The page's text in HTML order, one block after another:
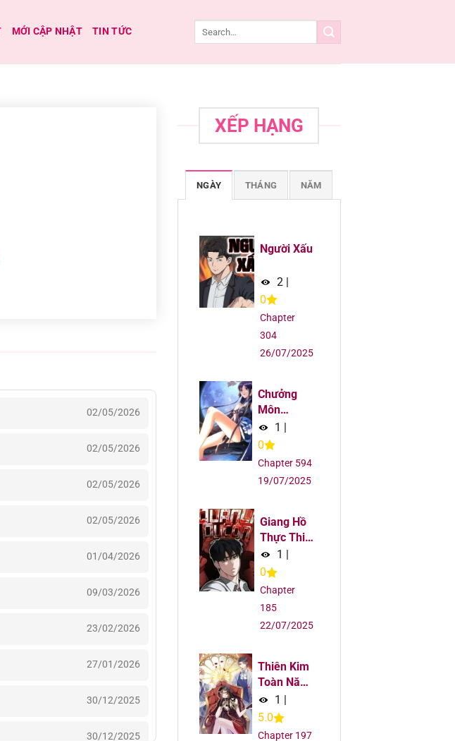
MỚI CẬP NHẬT TIN TỨC
02/05/2026
02/05/2026
02/05/2026
02/05/2026
01/04/2026
09/03/2026
23/02/2026
27/01/2026
30/12/2025
30/12/2025
XẾP HẠNG
NGÀY THÁNG NĂM
Người Xấu
2 |
0
Chapter
304
26/07/2025
Chưởng
Môn
Khiêm Tốn
Chút
1 |
0
Chapter 594
19/07/2025
Giang Hồ
Thực Thi
Công Lý
1
0
Chapter
185
22/07/2025
Thiên Kim
Toàn Năng
Đại Tài
1 |
5.0
Chapter 197